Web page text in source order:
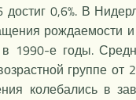
0,6%. В
рождаемости
е годы.
группе
колебались в